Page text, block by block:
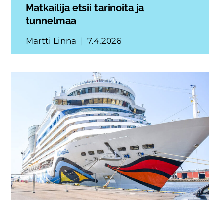
Matkailija etsii tarinoita ja
tunnelmaa
Martti Linna 7.4.2026